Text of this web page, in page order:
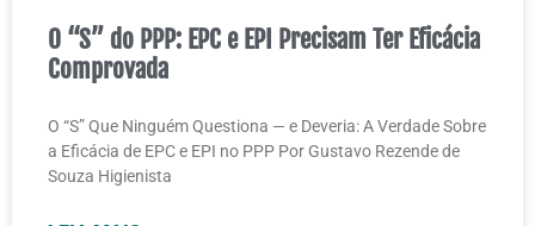
O “S” do PPP: EPC e EPI Precisam Ter Eficácia
Comprovada
O “S” Que Ninguém Questiona — e Deveria: A Verdade Sobre
a Eficácia de EPC e EPI no PPP Por Gustavo Rezende de
Souza Higienista